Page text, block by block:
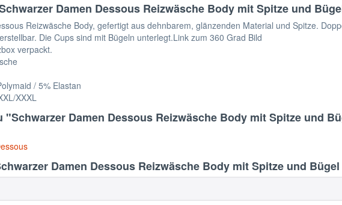
Damen Dessous Reizwäsche Body mit Spitze und
Reizwäsche Body, gefertigt aus dehnbarem, glänzenden Material und Spitze.
Die Cups sind mit Bügeln unterlegt.Link zum 360 Grad Bild
verpackt.
/ 5% Elastan
XXXL
Damen Dessous Reizwäsche Body mit Spitze und
Damen Dessous Reizwäsche Body mit Spitze und